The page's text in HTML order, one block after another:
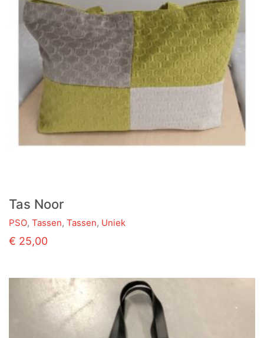
Tas Noor
PSO, Tassen, Tassen, Uniek
€ 25,00